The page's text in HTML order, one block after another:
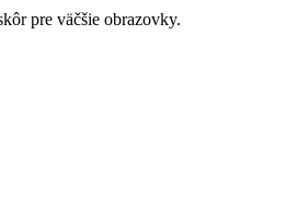
pre väčšie obrazovky.